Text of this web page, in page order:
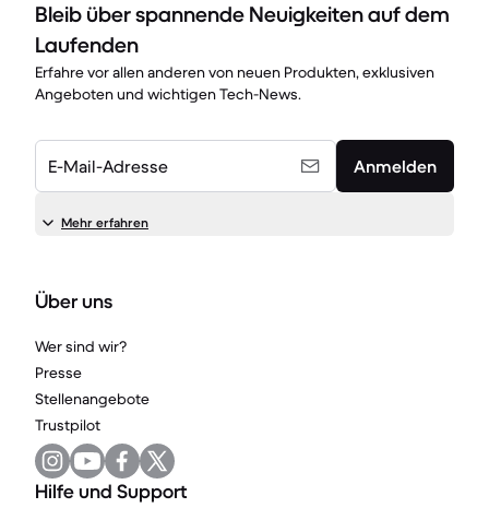
Bleib über spannende Neuigkeiten auf dem
Laufenden
Erfahre vor allen anderen von neuen Produkten, exklusiven
Angeboten und wichtigen Tech-News.
E-Mail-Adresse Anmelden
Mehr erfahren
Über uns
Wer sind wir?
Presse
Stellenangebote
Trustpilot
Hilfe und Support